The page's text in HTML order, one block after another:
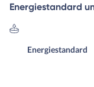
Energiestandard
Energiestandard